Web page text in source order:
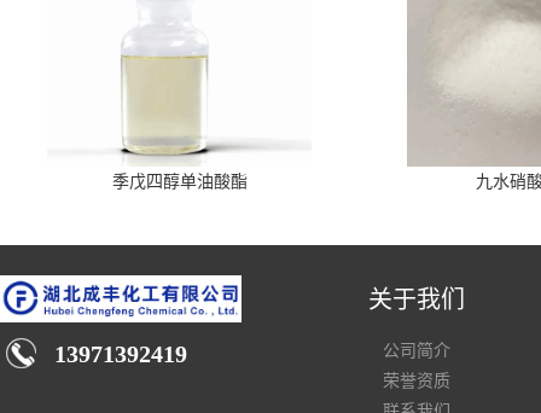
季戊四醇单油酸酯 九水硝
13971392419
关于我们
公司简介
荣誉资质